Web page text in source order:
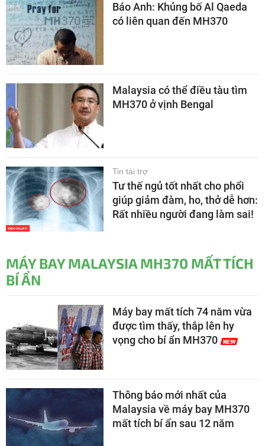
Báo Anh: Khủng bố Al Qaeda
có liên quan đến MH370
Malaysia có thể điều tàu tìm
MH370 ở vịnh Bengal
Tin tài trợ
Tư thế ngủ tốt nhất cho phổi
giúp giảm đàm, ho, thở dễ hơn:
Rất nhiều người đang làm sai!
MÁY BAY MALAYSIA MH370 MẤT TÍCH
BÍ ẨN
Máy bay mất tích 74 năm vừa
được tìm thấy, thắp lên hy
vọng cho bí ẩn MH370
Thông báo mới nhất của
Malaysia về máy bay MH370
mất tích bí ẩn sau 12 năm